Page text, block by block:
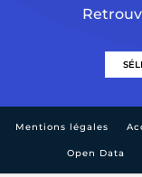
Mentions légales
Open Data